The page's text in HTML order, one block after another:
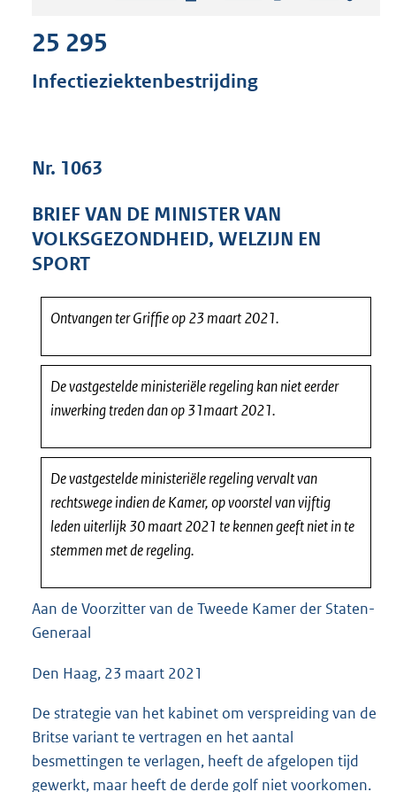
s
e
:
4
K
25 295
Infectieziektenbestrijding
Nr. 1063
BRIEF VAN DE MINISTER VAN
VOLKSGEZONDHEID, WELZIJN EN
SPORT
Ontvangen ter Griffie op 23 maart 2021.
De vastgestelde ministeriële regeling kan niet eerder
inwerking treden dan op 31maart 2021.
De vastgestelde ministeriële regeling vervalt van
rechtswege indien de Kamer, op voorstel van vijftig
leden uiterlijk 30 maart 2021 te kennen geeft niet in te
stemmen met de regeling.
Aan de Voorzitter van de Tweede Kamer der Staten-
Generaal
Den Haag, 23 maart 2021
De strategie van het kabinet om verspreiding van de
Britse variant te vertragen en het aantal
besmettingen te verlagen, heeft de afgelopen tijd
gewerkt, maar heeft de derde golf niet voorkomen.